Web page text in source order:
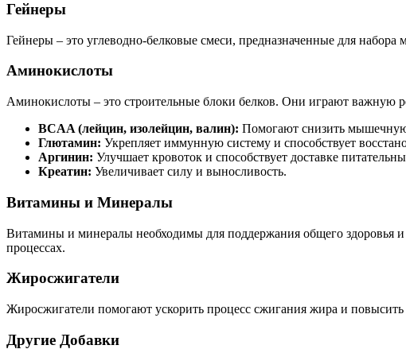
Гейнеры
Гейнеры – это углеводно-белковые смеси, предназначенные для
Аминокислоты
Аминокислоты – это строительные блоки белков. Они играют важную
BCAA (лейцин, изолейцин, валин): Помогают снизить мышечную
Глютамин: Укрепляет иммунную систему и способствует
Аргинин: Улучшает кровоток и способствует доставке
Креатин: Увеличивает силу и выносливость.
Витамины и Минералы
Витамины и минералы необходимы для поддержания общего здоровья
процессах.
Жиросжигатели
Жиросжигатели помогают ускорить процесс сжигания жира и
Другие Добавки